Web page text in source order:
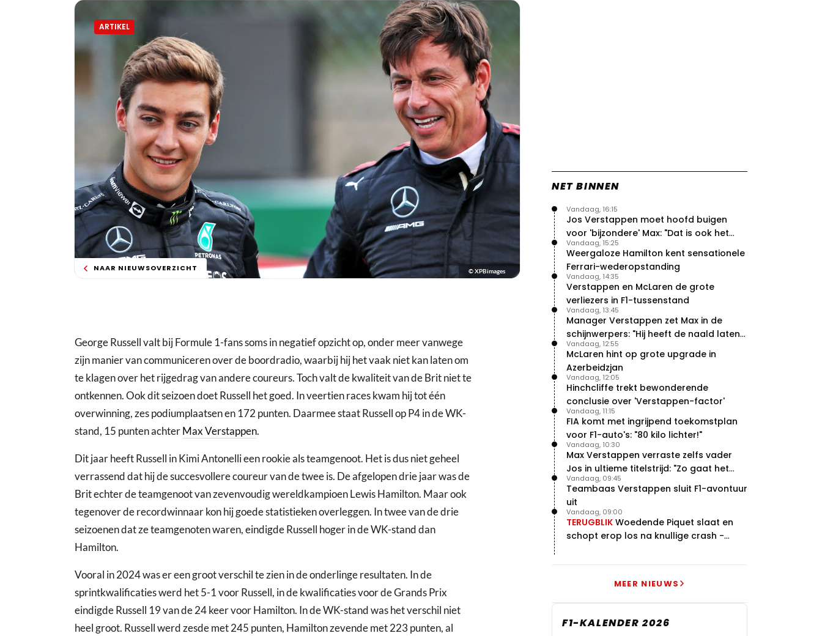
ARTIKEL
NAAR NIEUWSOVERZICHT © XPBimages
George Russell valt bij Formule 1-fans soms in negatief opzicht op, onder meer vanwege
zijn manier van communiceren over de boordradio, waarbij hij het vaak niet kan laten om
te klagen over het rijgedrag van andere coureurs. Toch valt de kwaliteit van de Brit niet te
ontkennen. Ook dit seizoen doet Russell het goed. In veertien races kwam hij tot één
overwinning, zes podiumplaatsen en 172 punten. Daarmee staat Russell op P4 in de WK-
stand, 15 punten achterMax Verstappen.
Dit jaar heeft Russell in Kimi Antonelli een rookie als teamgenoot. Het is dus niet geheel
verrassend dat hij de succesvollere coureur van de twee is. De afgelopen drie jaar was de
Brit echter de teamgenoot van zevenvoudig wereldkampioen Lewis Hamilton. Maar ook
tegenover de recordwinnaar kon hij goede statistieken overleggen. In twee van de drie
seizoenen dat ze teamgenoten waren, eindigde Russell hoger in de WK-stand dan
Hamilton.
Vooral in 2024 was er een groot verschil te zien in de onderlinge resultaten. In de
sprintkwalificaties werd het 5-1 voor Russell, in de kwalificaties voor de Grands Prix
eindigde Russell 19 van de 24 keer voor Hamilton. In de WK-stand was het verschil niet
heel groot. Russell werd zesde met 245 punten, Hamilton zevende met 223 punten, al
NET BINNEN
Jos Verstappen moet hoofd buigen
voor 'bijzondere' Max: "Dat is ook het
probleem!"
Vandaag, 16:15
Weergaloze Hamilton kent sensationele
Ferrari-wederopstanding
Vandaag, 15:25
Verstappen en McLaren de grote
verliezers in F1-tussenstand
Vandaag, 14:35
Manager Verstappen zet Max in de
schijnwerpers: "Hij heeft de naald laten
bewegen"
Vandaag, 13:45
McLaren hint op grote upgrade in
Azerbeidzjan
Vandaag, 12:55
Hinchcliffe trekt bewonderende
conclusie over 'Verstappen-factor'
Vandaag, 12:05
FIA komt met ingrijpend toekomstplan
voor F1-auto's: "80 kilo lichter!"
Vandaag, 11:15
Max Verstappen verraste zelfs vader
Jos in ultieme titelstrijd: "Zo gaat het
altijd!"
Vandaag, 10:30
Teambaas Verstappen sluit F1-avontuur
uit
Vandaag, 09:45
TERUGBLIK Woedende Piquet slaat en
schopt erop los na knullige crash -
Vandaag, 09:00
MEER NIEUWS
F1-KALENDER 2026